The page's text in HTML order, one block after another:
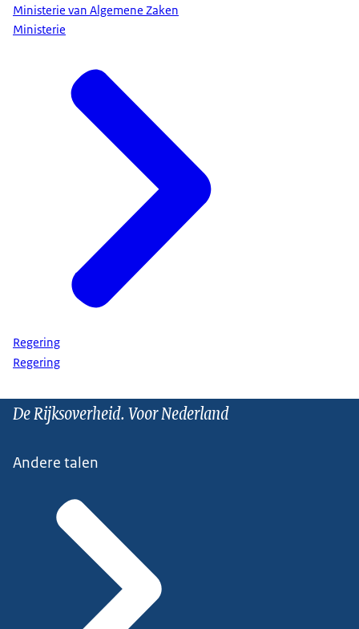
Ministerie van Algemene Zaken
Ministerie
Regering
Regering
De Rijksoverheid. Voor Nederland
Andere talen